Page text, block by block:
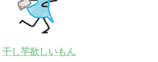
干し芋欲しいもん